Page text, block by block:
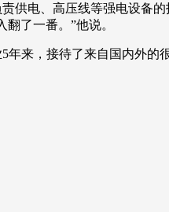
电、高压线等强电设备的
了一番。”他说。
来，接待了来自国内外的